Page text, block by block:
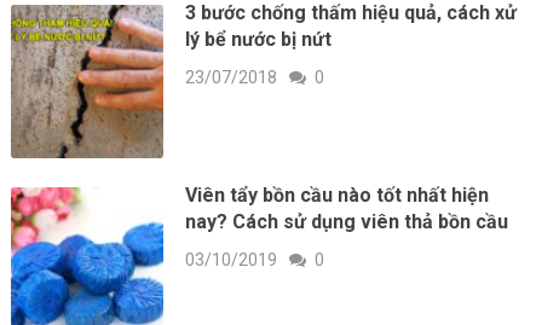
3 bước chống thấm hiệu quả, cách xử
lý bể nước bị nứt
23/07/2018 0
Viên tẩy bồn cầu nào tốt nhất hiện
nay? Cách sử dụng viên thả bồn cầu
03/10/2019 0